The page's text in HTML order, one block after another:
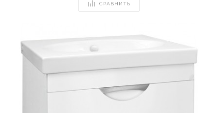
СРАВНИТЬ